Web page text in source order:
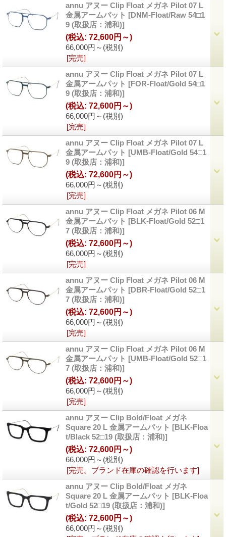
annu アヌー Clip Float メガネ Pilot 07 L
金属アームパット [DNM-Float/Raw 54□1
9 (取扱店：浦和)]
66,000円～ (税別)
(税込: 72,600円～)
[完売]
annu アヌー Clip Float メガネ Pilot 07 L
金属アームパット [FOR-Float/Gold 54□1
9 (取扱店：浦和)]
66,000円～ (税別)
(税込: 72,600円～)
[完売]
annu アヌー Clip Float メガネ Pilot 07 L
金属アームパット [UMB-Float/Gold 54□1
9 (取扱店：浦和)]
66,000円～ (税別)
(税込: 72,600円～)
[完売]
annu アヌー Clip Float メガネ Pilot 06 M
金属アームパット [BLK-Float/Gold 52□1
7 (取扱店：浦和)]
66,000円～ (税別)
(税込: 72,600円～)
[完売]
annu アヌー Clip Float メガネ Pilot 06 M
金属アームパット [DBR-Float/Gold 52□1
7 (取扱店：浦和)]
66,000円～ (税別)
(税込: 72,600円～)
[完売]
annu アヌー Clip Float メガネ Pilot 06 M
金属アームパット [UMB-Float/Gold 52□1
7 (取扱店：浦和)]
66,000円～ (税別)
(税込: 72,600円～)
[完売]
annu アヌー Clip Bold/Float メガネ
Square 20 L 金属アームパット [BLK-Floa
t/Black 52□19 (取扱店：浦和)]
66,000円～ (税別)
(税込: 72,600円～)
[完売。ブランド在庫の確認を行います]
annu アヌー Clip Bold/Float メガネ
Square 20 L 金属アームパット [BLK-Floa
t/Gold 52□19 (取扱店：浦和)]
66,000円～ (税別)
(税込: 72,600円～)